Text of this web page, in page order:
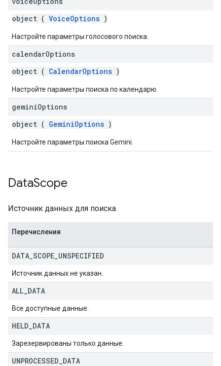
object ( VoiceOptions )
Настройте параметры голосового поиска.
calendarOptions
object ( CalendarOptions )
Настройте параметры поиска по календарю.
geminiOptions
object ( GeminiOptions )
Настройте параметры поиска Gemini.
DataScope
Источник данных для поиска.
Перечисления
DATA SCOPE UNSPECIFIED
Источник данных не указан.
ALL DATA
Все доступные данные.
HELD DATA
Зарезервированы только данные.
UNPROCESSED DATA